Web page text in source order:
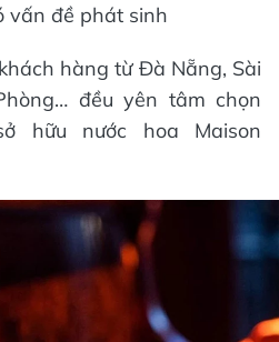
vấn đề phát sinh
hàng từ Đà Nẵng, Sài
đều yên tâm chọn
hữu nước hoa Maison